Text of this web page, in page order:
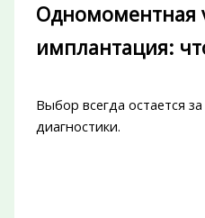
Одномоментная
имплантация:
Выбор всегда остается
диагностики.